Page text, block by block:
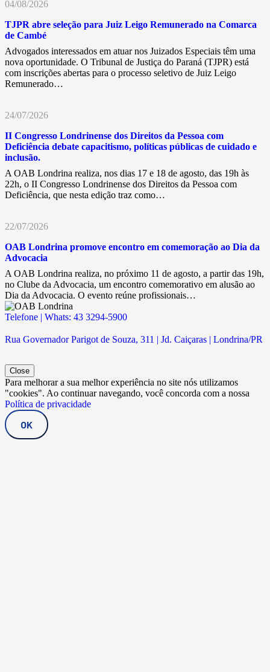
04/08/2026
TJPR abre seleção para Juiz Leigo Remunerado na Comarca
de Cambé
Advogados interessados em atuar nos Juizados Especiais têm uma
nova oportunidade. O Tribunal de Justiça do Paraná (TJPR) está
com inscrições abertas para o processo seletivo de Juiz Leigo
Remunerado…
24/07/2026
II Congresso Londrinense dos Direitos da Pessoa com
Deficiência debate capacitismo, políticas públicas de cuidado e
inclusão.
A OAB Londrina realiza, nos dias 17 e 18 de agosto, das 19h às
22h, o II Congresso Londrinense dos Direitos da Pessoa com
Deficiência, que nesta edição traz como…
22/07/2026
OAB Londrina promove encontro em comemoração ao Dia da
Advocacia
A OAB Londrina realiza, no próximo 11 de agosto, a partir das 19h,
no Clube da Advocacia, um encontro comemorativo em alusão ao
Dia da Advocacia. O evento reúne profissionais…
Telefone | Whats: 43 3294-5900
Rua Governador Parigot de Souza, 311 | Jd. Caiçaras | Londrina/PR
Close
Para melhorar a sua melhor experiência no site nós utilizamos
"cookies". Ao continuar navegando, você concorda com a nossa
Política de privacidade
OK